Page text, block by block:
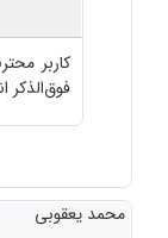
کاربر
فوق‌الذکر
محمد یعقوبی